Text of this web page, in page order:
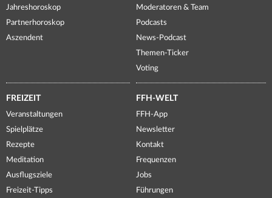
Jahreshoroskop
Partnerhoroskop
Aszendent
Moderatoren & Team
Podcasts
News-Podcast
Themen-Ticker
Voting
FREIZEIT
Veranstaltungen
Spielplätze
Rezepte
Meditation
Ausflugsziele
Freizeit-Tipps
FFH-WELT
FFH-App
Newsletter
Kontakt
Frequenzen
Jobs
Führungen